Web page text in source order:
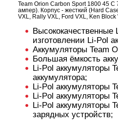
Team Orion Carbon Sport 1800 45
ампер). Корпус - жесткий (Hard
VXL, Rally VXL, Ford VXL, Ken Block
Высококачественные
изготовлении Li-Pol
Аккумуляторы Team
Большая ёмкость
Li-Pol аккумуляторы
аккумулятора;
Li-Pol аккумуляторы
Li-Pol аккумуляторы
Li-Pol аккумуляторы
зарядных устройств;